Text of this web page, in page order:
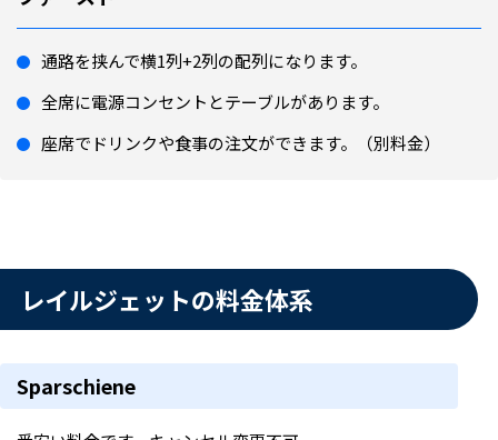
通路を挟んで横1列+2列の配列になります。
全席に電源コンセントとテーブルがあります。
座席でドリンクや食事の注文ができます。（別料金）
レイルジェットの料金体系
Sparschiene